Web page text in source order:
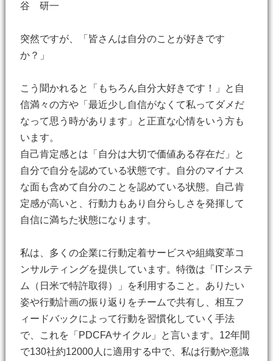
谷 研一
突然ですが、「皆さんは自分のことが好きです
か？」
こう聞かれると「もちろん自分大好きです！」と自
信満々の方や「最近少し自信がなくて私ってダメだ
なって思う時があります」と正直な心情をいう方も
います。
自己肯定感とは「自分は大切で価値ある存在だ」と
自分で自分を認めている状態です。自分のマイナス
な面も含めて自分のことを認めている状態。自己肯
定感が高いと、行動力もあり自分らしさを発揮して
自信に満ちた状態になります。
私は、多くの企業に行動定着サービスや組織変革コ
ンサルティングを提供しています。特徴は「ITシステ
ム（日米で特許取得）」を利用すること。ありたい
姿や行動計画の振り返りをチームで共有し、相互フ
ィードバックによって行動を習慣化していく手法
で、これを「PDCFAサイクル」と言います。12年間
で130社約12000人に適用する中で、私は行動や意識